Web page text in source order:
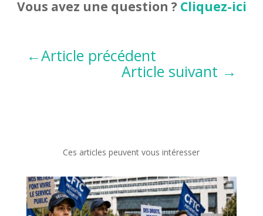
Vous avez une question ? Cliquez-ici
←Article précédent
Article suivant →
Ces articles peuvent vous intéresser